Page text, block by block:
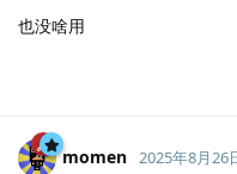
也没啥用
momen 2025年8月26